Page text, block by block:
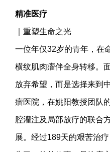
精准医疗
｜重塑生命之光
一位年仅32岁的青年，在
横纹肌肉瘤伴全身转移。
放弃希望，而是选择来到
瘤医院，在姚阳教授团队
腔灌注及局部放疗的联合
展。经过189天的艰苦治